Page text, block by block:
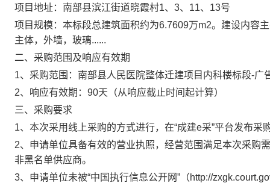
项目地址： 南部县滨江街道晓霞村1、 3、 11、 13号
项目规模： 本标段总建筑面积约为6.7609万m2。建设内容
主体，外墙，玻璃......
二、采购范围 及响应有效期
1、采购范围： 南部县人民医院整体迁建项目内科楼标段-广
2、
响应有效期： 90天（从响应截止时间起计算）
三、 采购要求
1、本次采用线上采购的方式进行，在“成建e采”平台发布采
2、申请单位具备有效的营业执照，经营范围满足本次采购
非黑名单供应商。
3、申请单位未被“中国执行信息公开网”（http://